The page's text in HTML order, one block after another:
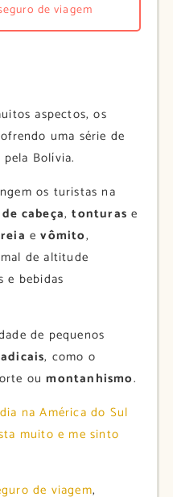
de viagem
aspectos, os
uma série de
Bolívia.
os turistas na
cabeça,tonturas e
evômito,
de altitude
e bebidas
de pequenos
, como o
oumontanhismo.
na América do Sul
muito e me sinto
de viagem,